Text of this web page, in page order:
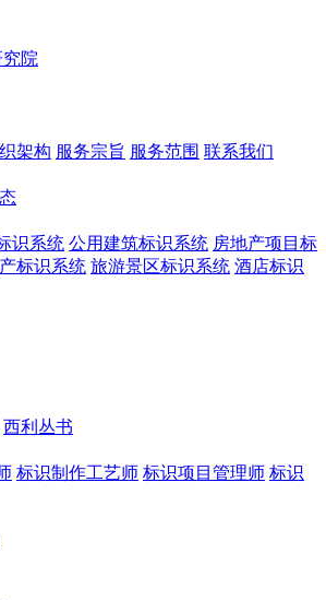
架构 服务宗旨 服务范围 联系我们
识系统 公用建筑标识系统 房地产项目标
标识系统 旅游景区标识系统 酒店标识
西利丛书
标识制作工艺师 标识项目管理师 标识